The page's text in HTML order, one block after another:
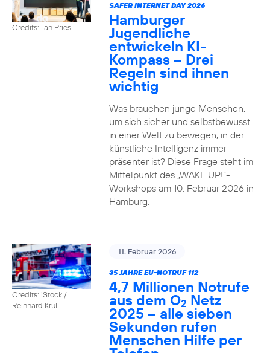
Credits: Jan Pries
SAFER INTERNET DAY 2026
Hamburger
Jugendliche
entwickeln KI-
Kompass – Drei
Regeln sind ihnen
wichtig
Was brauchen junge Menschen,
um sich sicher und selbstbewusst
in einer Welt zu bewegen, in der
künstliche Intelligenz immer
präsenter ist? Diese Frage steht im
Mittelpunkt des „WAKE UP!“-
Workshops am 10. Februar 2026 in
Hamburg.
Credits: iStock /
Reinhard Krull
11. Februar 2026
35 JAHRE EU-NOTRUF 112
4,7 Millionen Notrufe
aus dem O2 Netz
2025 – alle sieben
Sekunden rufen
Menschen Hilfe per